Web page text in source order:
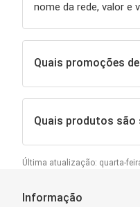
nome da rede, valor e
Quais promoções
Quais produtos são
Última atualização: quarta-
Informação